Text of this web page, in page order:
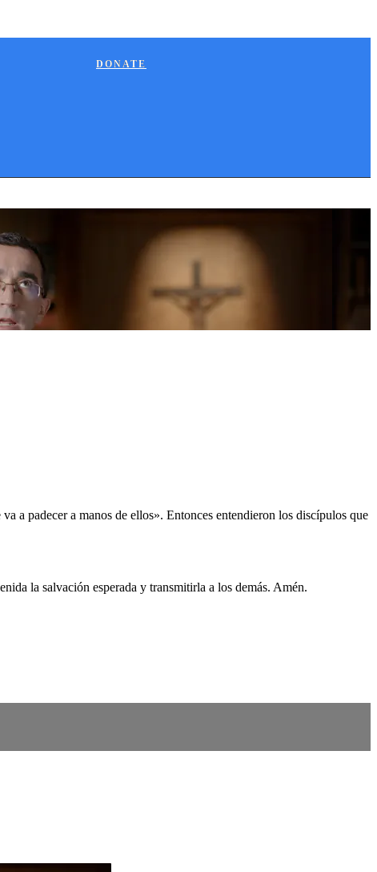
DONATE
a padecer a manos de ellos». Entonces entendieron los discípulos que
la salvación esperada y transmitirla a los demás. Amén.